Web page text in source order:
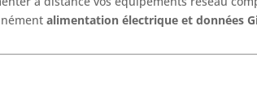
alimentation électrique et données